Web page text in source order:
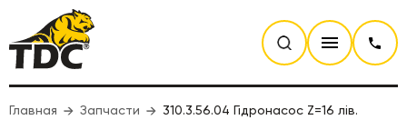
Главная Запчасти 310.3.56.04 Гідронасос Z=16 лів.